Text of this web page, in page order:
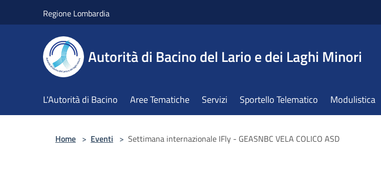
Regione Lombardia
Autorità di Bacino del Lario e dei Laghi Minori
L'Autorità di Bacino Aree Tematiche Servizi Sportello Telematico Modulistica
Home > Eventi > Settimana internazionale IFly - GEASNBC VELA COLICO ASD